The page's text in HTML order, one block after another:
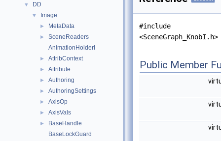
▼ DD
▼ Image
► MetaData
►
SceneReaders
AnimationHolderI
► AttribContext
► Attribute
► Authoring
► AuthoringSettings
► AxisOp
► AxisVals
►
BaseHandle
BaseLockGuard
#include
<SceneGraph_KnobI.h>
Public Member